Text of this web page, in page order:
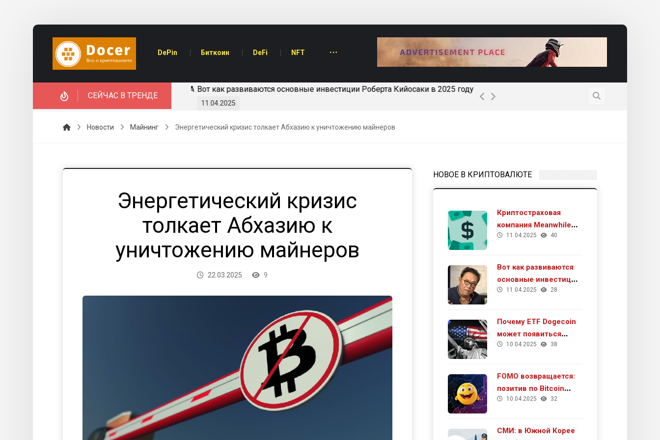
DePin Биткоин DeFi NFT
СЕЙЧАС В ТРЕНДЕ
получила $40 млн в рамках раунда серии А Вот как развиваются основные инвестиции Роберта Кийосаки в 2025 году
11.04.2025
Новости Майнинг Энергетический кризис толкает Абхазию к уничтожению майнеров
Энергетический кризис
толкает Абхазию к
уничтожению майнеров
22.03.2025 9
НОВОЕ В КРИПТОВАЛЮТЕ
Криптостраховая
компания Meanwhile
получила $40 млн в
11.04.2025 40
Вот как развиваются
основные инвестиции
Роберта Кийосаки в
11.04.2025 28
Почему ETF Dogecoin
может появиться
очень скоро
10.04.2025 38
FOMO возвращается:
позитив по Bitcoin
усилился
10.04.2025 32
СМИ: в Южной Корее